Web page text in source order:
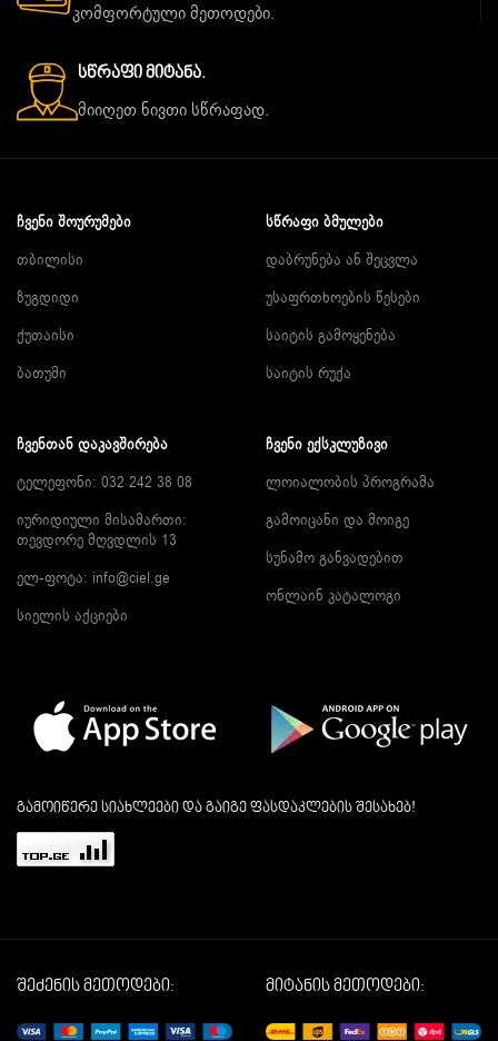
კომფორტული მეთოდები.
Სწრაფი Მიტანა.
მიიღეთ ნივთი სწრაფად.
ᲩᲕᲔᲜᲘ ᲨᲝᲣᲠᲣᲛᲔᲑᲘ
თბილისი
ზუგდიდი
ქუთაისი
ბათუმი
ᲡᲬᲠᲐᲤᲘ ᲑᲛᲣᲚᲔᲑᲘ
დაბრუნება ან შეცვლა
უსაფრთხოების წესები
საიტის გამოყენება
საიტის რუქა
ᲩᲕᲔᲜᲗᲐᲜ ᲓᲐᲙᲐᲕᲨᲘᲠᲔᲑᲐ
ტელეფონი: 032 242 38 08
იურიდიული მისამართი:
თევდორე მღვდლის 13
ელ-ფოტა: info@ciel.ge
სიელის აქციები
ᲩᲕᲔᲜᲘ ᲔᲥᲡᲙᲚᲣᲖᲘᲕᲘ
ლოიალობის პროგრამა
გამოიცანი და მოიგე
სუნამო განვადებით
ონლაინ კატალოგი
გამოიწერე სიახლეები და გაიგე ფასდაკლების შესახებ!
შეძენის მეთოდები: მიტანის მეთოდები: